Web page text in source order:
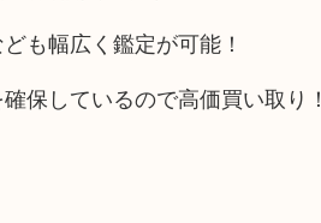
も幅広く鑑定が可能！
保しているので高価買い取り！